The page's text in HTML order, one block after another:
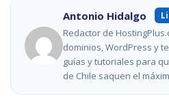
Antonio Hidalgo
Redactor de
dominios, WordPress y
guías y tutoriales para
de Chile saquen el